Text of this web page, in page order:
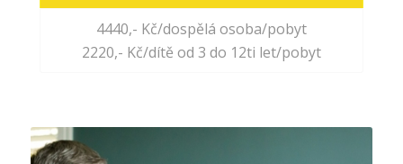
4440,- Kč/dospělá osoba/pobyt
2220,- Kč/dítě od 3 do 12ti let/pobyt